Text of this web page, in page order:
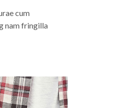
cum
nam fringilla